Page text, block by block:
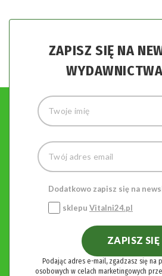
ZAPISZ SIĘ NA
Dodatkowo zapisz się na
sklepu Vitalni24.pl
ZAPISZ SIĘ
Podając adres e-mail, zgadzasz się na
osobowych w celach marketingowych